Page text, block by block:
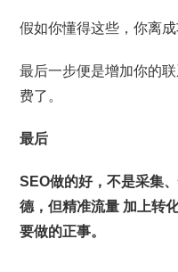
假如你懂得这些，你离成
最后一步便是增加你的
费了。
最后
SEO做的好，不是采集
德，但精准流量 加上转
要做的正事。